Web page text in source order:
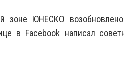
ЮНЕСКО возобновлено
в Facebook написал